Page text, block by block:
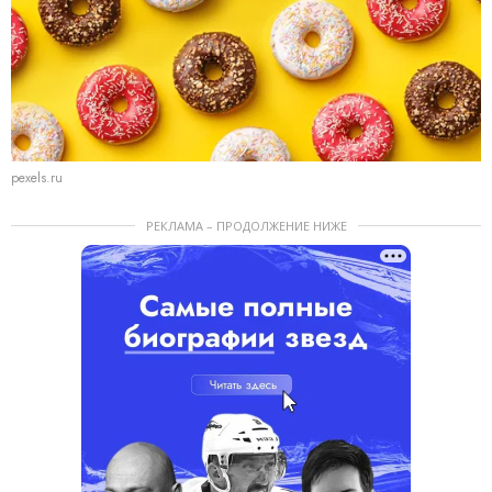
pexels.ru
РЕКЛАМА – ПРОДОЛЖЕНИЕ НИЖЕ